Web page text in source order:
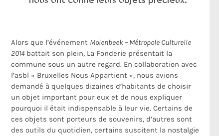
Alors que l’événement Molenbeek – Métropole Culturelle
2014 battait son plein, La Fonderie présentait la
commune sous un autre regard. En collaboration avec
l’asbl « Bruxelles Nous Appartient », nous avions
demandé à quelques dizaines d’habitants de choisir
un objet important pour eux et de nous expliquer
pourquoi il était indispensable à leur vie. Certains de
ces objets sont porteurs de souvenirs, d’autres sont
des outils du quotidien, certains suscitent la nostalgie